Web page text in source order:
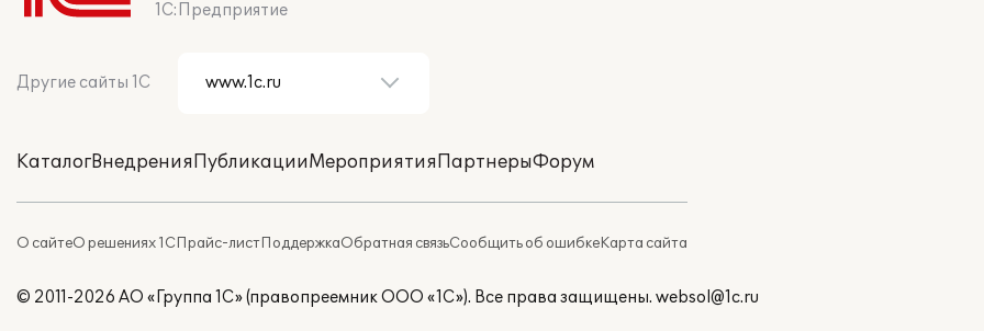
1С:Предприятие
Другие сайты 1С
КаталогВнедренияПубликацииМероприятияПартнерыФорум
О сайтеО решениях 1СПрайс-листПоддержкаОбратная связьСообщить об ошибкеКарта сайта
© 2011-2026 АО «Группа 1С» (правопреемник ООО «1С»). Все права защищены. websol@1c.ru